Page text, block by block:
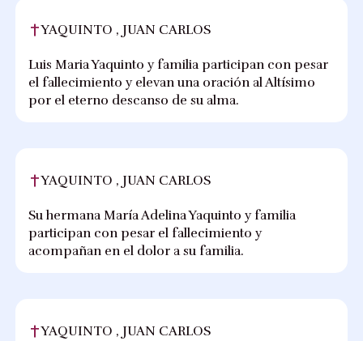
YAQUINTO , JUAN CARLOS
Luis Maria Yaquinto y familia participan con pesar
el fallecimiento y elevan una oración al Altísimo
por el eterno descanso de su alma.
YAQUINTO , JUAN CARLOS
Su hermana María Adelina Yaquinto y familia
participan con pesar el fallecimiento y
acompañan en el dolor a su familia.
YAQUINTO , JUAN CARLOS